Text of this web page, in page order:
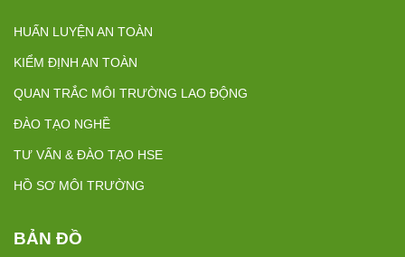
HUẤN LUYỆN AN TOÀN
KIỂM ĐỊNH AN TOÀN
QUAN TRẮC MÔI TRƯỜNG LAO ĐỘNG
ĐÀO TẠO NGHỀ
TƯ VẤN & ĐÀO TẠO HSE
HỒ SƠ MÔI TRƯỜNG
BẢN ĐỒ